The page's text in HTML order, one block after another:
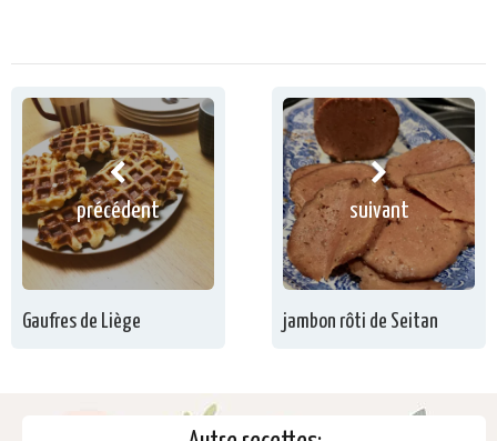
précédent
Gaufres de Liège
suivant
jambon rôti de Seitan